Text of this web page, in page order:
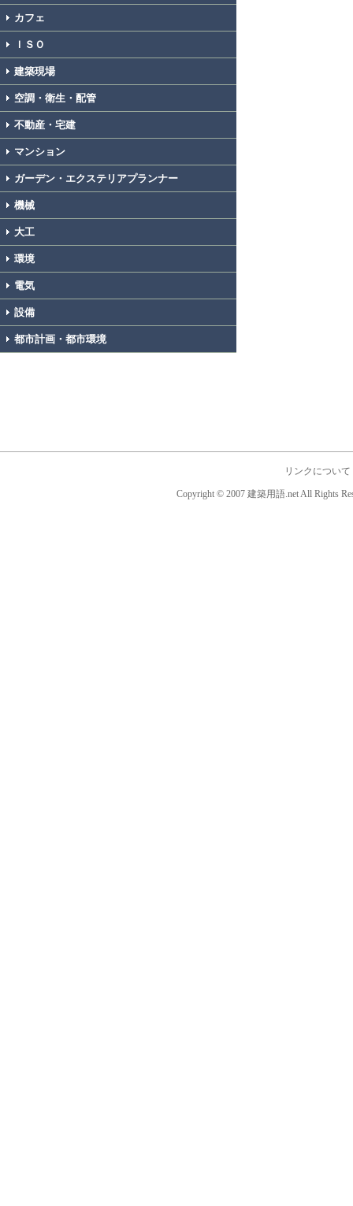
カフェ
ＩＳＯ
建築現場
空調・衛生・配管
不動産・宅建
マンション
ガーデン・エクステリアプランナー
機械
大工
環境
電気
設備
都市計画・都市環境
リンクについて
Copyright © 2007 建築用語.net All Rights